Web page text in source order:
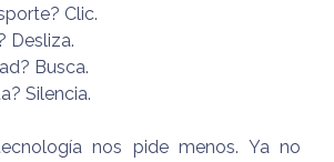
Clic.
Desliza.
Busca.
Silencia.
nos pide menos. Ya no